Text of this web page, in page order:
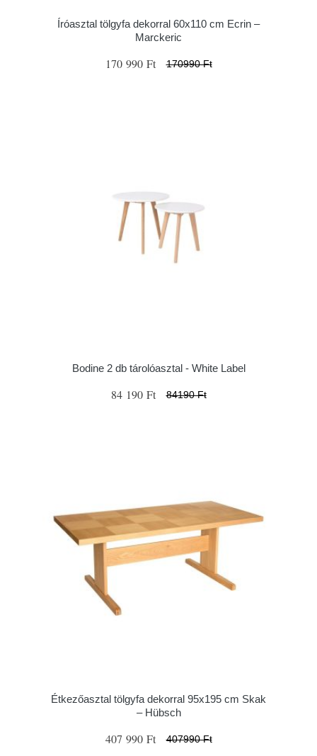
Íróasztal tölgyfa dekorral 60x110 cm Ecrin –
Marckeric
170 990 Ft 170990 Ft
Bodine 2 db tárolóasztal - White Label
84 190 Ft 84190 Ft
Étkezőasztal tölgyfa dekorral 95x195 cm Skak
– Hübsch
407 990 Ft 407990 Ft